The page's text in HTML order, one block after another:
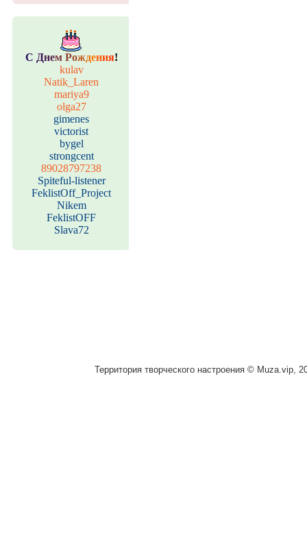
С Днем Рождения!
kulav
Natik_Laren
mariya9
olga27
gimenes
victorist
bygel
strongcent
89028797238
Spiteful-listener
FeklistOff_Project
Nikem
FeklistOFF
Slava72
Территория творческого настроения © Muza.vip,